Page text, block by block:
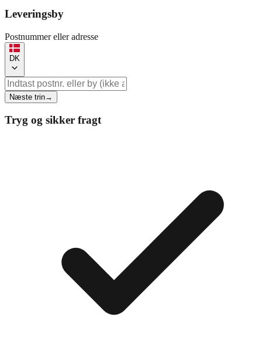
Leveringsby
Postnummer eller adresse
DK
Næste trin→
Tryg og sikker fragt